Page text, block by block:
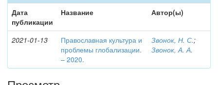
Дата
публикации
Название Автор(ы)
2021-01-13
Православная культура и
проблемы глобализации.
– 2020.
Звонок, Н. С.;
Звонок, А. А.